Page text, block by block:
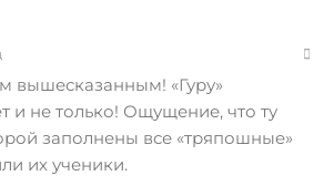
вышесказанным! «Гуру»
и не только! Ощущение, что ту
заполнены все «тряпошные»
их ученики.